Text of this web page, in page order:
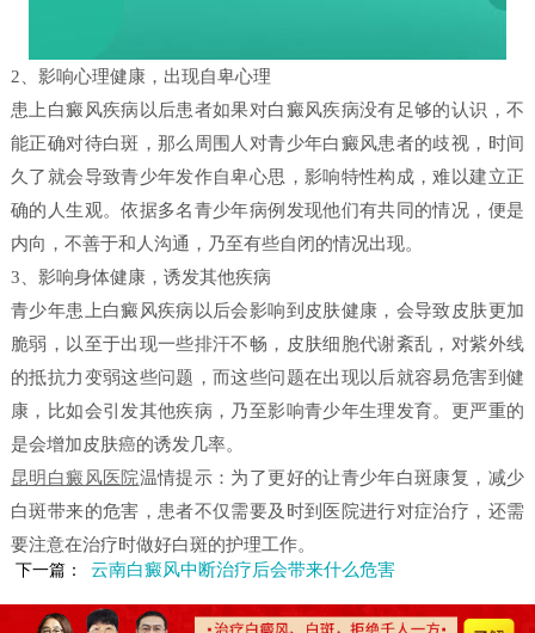
2、影响心理健康，出现自卑心理
患上白癜风疾病以后患者如果对白癜风疾病没有足够的认识，不
能正确对待白斑，那么周围人对青少年白癜风患者的歧视，时间
久了就会导致青少年发作自卑心思，影响特性构成，难以建立正
确的人生观。依据多名青少年病例发现他们有共同的情况，便是
内向，不善于和人沟通，乃至有些自闭的情况出现。
3、影响身体健康，诱发其他疾病
青少年患上白癜风疾病以后会影响到皮肤健康，会导致皮肤更加
脆弱，以至于出现一些排汗不畅，皮肤细胞代谢紊乱，对紫外线
的抵抗力变弱这些问题，而这些问题在出现以后就容易危害到健
康，比如会引发其他疾病，乃至影响青少年生理发育。更严重的
是会增加皮肤癌的诱发几率。
昆明白癜风医院温情提示：为了更好的让青少年白斑康复，减少
白斑带来的危害，患者不仅需要及时到医院进行对症治疗，还需
要注意在治疗时做好白斑的护理工作。
下一篇： 云南白癜风中断治疗后会带来什么危害